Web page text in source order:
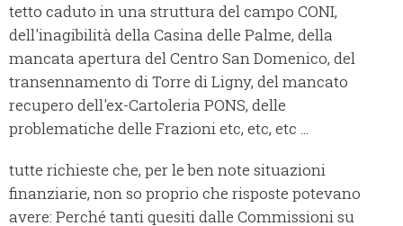
tetto caduto in una struttura del campo CONI,
dell'inagibilità della Casina delle Palme, della
mancata apertura del Centro San Domenico, del
transennamento di Torre di Ligny, del mancato
recupero dell'ex-Cartoleria PONS, delle
problematiche delle Frazioni etc, etc, etc ...
tutte richieste che, per le ben note situazioni
finanziarie, non so proprio che risposte potevano
avere: Perché tanti quesiti dalle Commissioni su